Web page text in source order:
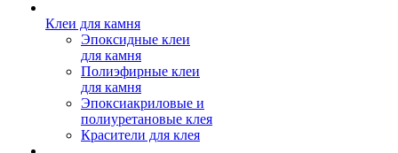
Клеи для камня
Эпоксидные клеи
для камня
Полиэфирные клеи
для камня
Эпоксиакриловые и
полиуретановые клея
Красители для клея